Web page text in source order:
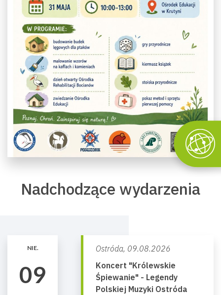
Nadchodzące wydarzenia
NIE.
09
Ostróda, 09.08.2026
Koncert "Królewskie
Śpiewanie" - Legendy
Polskiej Muzyki Ostróda